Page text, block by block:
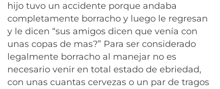
hijo tuvo un accidente porque andaba
completamente borracho y luego le regresan
y le dicen “sus amigos dicen que venía con
unas copas de mas?” Para ser considerado
legalmente borracho al manejar no es
necesario venir en total estado de ebriedad,
con unas cuantas cervezas o un par de tragos